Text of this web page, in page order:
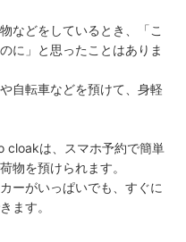
などをしているとき、「こ
に」と思ったことはありま
自転車などを預けて、身軽
cloakは、スマホ予約で簡単
物を預けられます。
ーがいっぱいでも、すぐに
ます。